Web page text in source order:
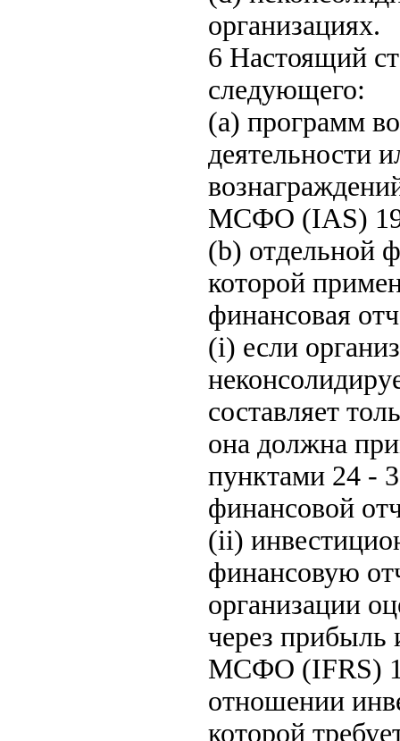
организациях.
6 Настоящий
следующего:
(a) программ
деятельности
МСФО (IAS) 19
(b) отдельной
которой
финансовая
(i) если
составляет
она должна
пунктами 24 -
финансовой
(ii)
финансовую
организации
через прибыль
МСФО (IFRS)
отношении
которой